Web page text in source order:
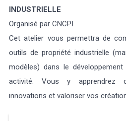
INDUSTRIELLE
Organisé par CNCPI
Cet atelier vous permettra de
outils de propriété industrielle
modèles) dans le
activité. Vous y apprendrez
innovations et valoriser vos